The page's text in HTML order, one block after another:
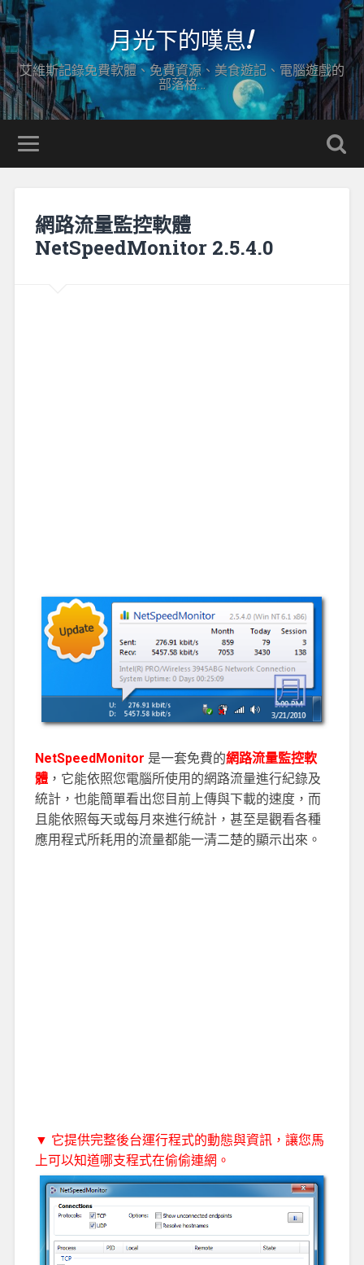
月光下的嘆息!
艾維斯記錄免費軟體、免費資源、美食遊記、電腦遊戲的
部落格…
網路流量監控軟體
NetSpeedMonitor 2.5.4.0
NetSpeedMonitor 是一套免費的網路流量監控軟
體，它能依照您電腦所使用的網路流量進行紀錄及
統計，也能簡單看出您目前上傳與下載的速度，而
且能依照每天或每月來進行統計，甚至是觀看各種
應用程式所耗用的流量都能一清二楚的顯示出來。
▼ 它提供完整後台運行程式的動態與資訊，讓您馬
上可以知道哪支程式在偷偷連網。